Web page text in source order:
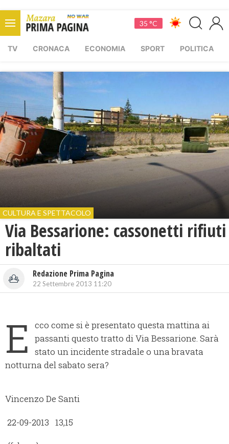
35 °C
TV CRONACA ECONOMIA SPORT POLITICA
CULTURA E SPETTACOLO
Via Bessarione: cassonetti rifiuti
ribaltati
Redazione Prima Pagina
22 Settembre 2013 11:20
E
cco come si è presentato questa mattina ai
passanti questo tratto di Via Bessarione. Sarà
stato un incidente stradale o una bravata
notturna del sabato sera?
Vincenzo De Santi
22-09-2013 13,15